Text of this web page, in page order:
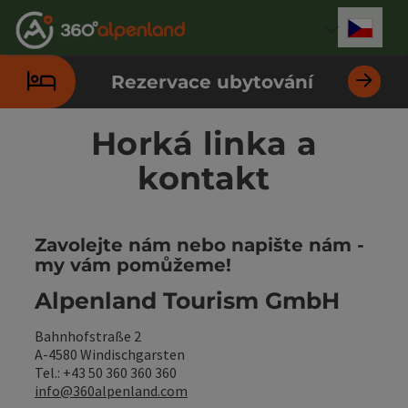
Obsah
Navigace
Začátek stránky
Kontakt
Hledám
Impressum
Pokyny k používání webové stránky
Úvodní strana
Volba
Rezervace ubytování
Horká linka a
kontakt
Zavolejte nám nebo napište nám -
my vám pomůžeme!
Alpenland Tourism GmbH
Bahnhofstraße 2
A-4580 Windischgarsten
Tel.: +43 50 360 360 360
info@360alpenland.com